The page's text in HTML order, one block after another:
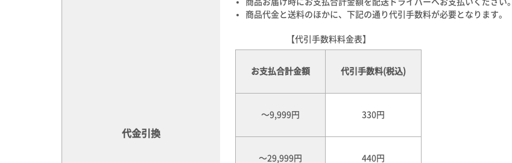
代金引換
商品お届け時にお支払合計金額を配送ドライバーへお支払いください。
商品代金と送料のほかに、下記の通り代引手数料が必要となります。
【代引手数料料金表】
お支払合計金額 代引手数料(税込)
～9,999円 330円
～29,999円 440円